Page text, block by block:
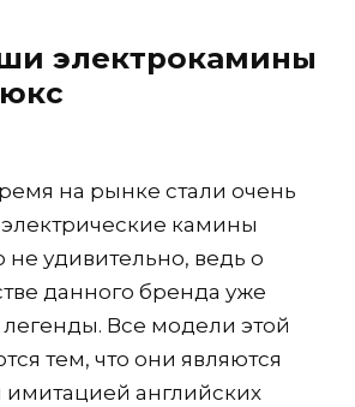
электрокамины
на рынке стали очень
камины
не удивительно, ведь о
данного бренда уже
Все модели этой
тем, что они являются
английских